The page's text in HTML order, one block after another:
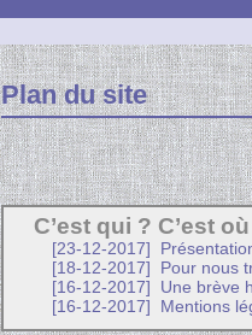
Plan du site
C’est qui ? C’est
[23-12-2017]
[18-12-2017]
Pour nous
[16-12-2017]
Une brève
[16-12-2017]
Mentions